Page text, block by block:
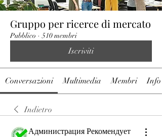
Gruppo per ricerce di mercato
Pubblico · 510 membri
Iscriviti
Conversazioni Multimedia Membri Info
Indietro
Администрация Рекомендует